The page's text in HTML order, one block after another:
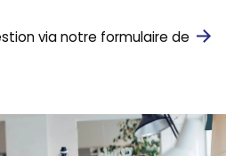
via notre formulaire de